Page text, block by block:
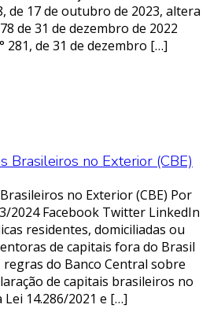
de 17 de outubro de 2023, altera
de 31 de dezembro de 2022
281, de 31 de dezembro […]
Brasileiros no Exterior (CBE)
no Exterior (CBE) Por
2024 Facebook Twitter LinkedIn
residentes, domiciliadas ou
de capitais fora do Brasil
do Banco Central sobre
de capitais brasileiros no
14.286/2021 e […]